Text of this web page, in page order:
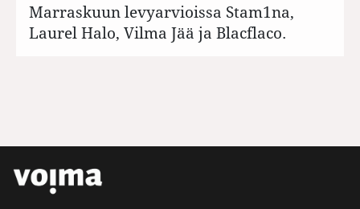
Marraskuun levyarvioissa Stam1na,
Laurel Halo, Vilma Jää ja Blacflaco.